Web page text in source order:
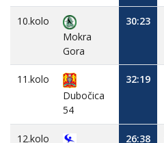
10.kolo
Mokra
Gora
30:23
11.kolo
Dubočica
54
32:19
12.kolo
26:38